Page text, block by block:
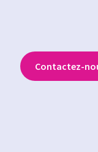
Contactez-